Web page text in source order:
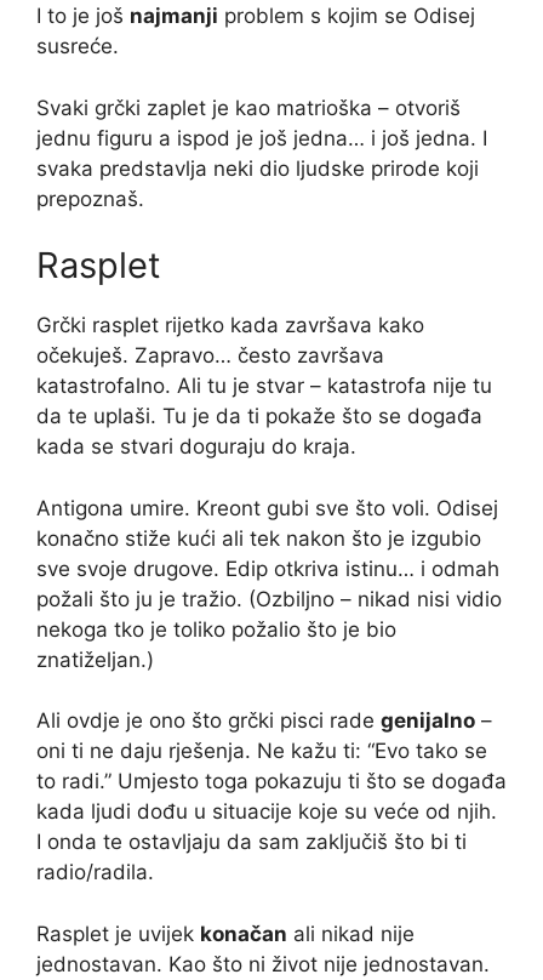
I to je još najmanji problem s kojim se Odisej
susreće.
Svaki grčki zaplet je kao matrioška – otvoriš
jednu figuru a ispod je još jedna… i još jedna. I
svaka predstavlja neki dio ljudske prirode koji
prepoznaš.
Rasplet
Grčki rasplet rijetko kada završava kako
očekuješ. Zapravo… često završava
katastrofalno. Ali tu je stvar – katastrofa nije tu
da te uplaši. Tu je da ti pokaže što se događa
kada se stvari doguraju do kraja.
Antigona umire. Kreont gubi sve što voli. Odisej
konačno stiže kući ali tek nakon što je izgubio
sve svoje drugove. Edip otkriva istinu… i odmah
požali što ju je tražio. (Ozbiljno – nikad nisi vidio
nekoga tko je toliko požalio što je bio
znatiželjan.)
Ali ovdje je ono što grčki pisci rade genijalno –
oni ti ne daju rješenja. Ne kažu ti: “Evo tako se
to radi.” Umjesto toga pokazuju ti što se događa
kada ljudi dođu u situacije koje su veće od njih.
I onda te ostavljaju da sam zaključiš što bi ti
radio/radila.
Rasplet je uvijek konačan ali nikad nije
jednostavan. Kao što ni život nije jednostavan.